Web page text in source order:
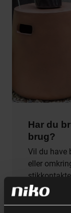
Har du
brug?
Vil du have
eller
mulighed.
hvide